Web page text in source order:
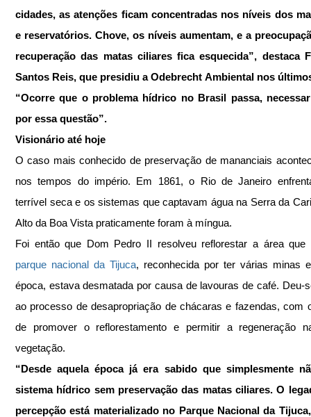
cidades, as atenções ficam concentradas nos níveis dos
e reservatórios. Chove, os níveis aumentam, e a
recuperação das matas ciliares fica esquecida”, destaca
Santos Reis, que presidiu a Odebrecht Ambiental nos
“Ocorre que o problema hídrico no Brasil passa,
por essa questão”.
Visionário até hoje
O caso mais conhecido de preservação de mananciais
nos tempos do império. Em 1861, o Rio de Janeiro
terrível seca e os sistemas que captavam água na Serra da
Alto da Boa Vista praticamente foram à míngua.
parque nacional da Tijuca, reconhecida por ter várias minas
época, estava desmatada por causa de lavouras de café. Deu-
ao processo de desapropriação de chácaras e fazendas, com
de promover o reflorestamento e permitir a regeneração
vegetação.
“Desde aquela época já era sabido que simplesmente
sistema hídrico sem preservação das matas ciliares. O
percepção está materializado no Parque Nacional da